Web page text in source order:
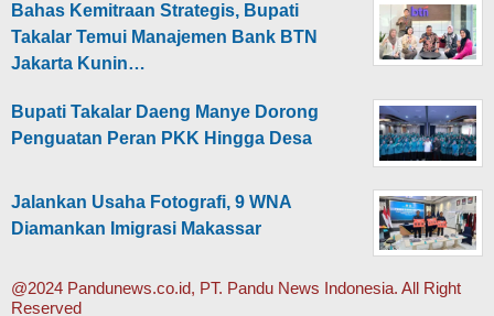
Bahas Kemitraan Strategis, Bupati
Takalar Temui Manajemen Bank BTN
Jakarta Kunin…
Bupati Takalar Daeng Manye Dorong
Penguatan Peran PKK Hingga Desa
Jalankan Usaha Fotografi, 9 WNA
Diamankan Imigrasi Makassar
@2024 Pandunews.co.id, PT. Pandu News Indonesia. All Right
Reserved